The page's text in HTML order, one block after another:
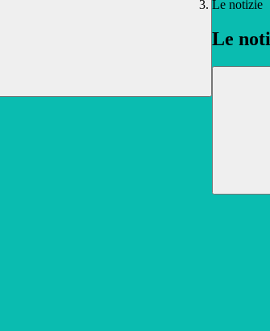
Le notizie
Le